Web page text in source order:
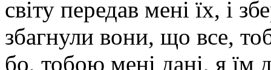
світу передав мені їх, і
збагнули вони, що все,
бо, тобою мені дані, я їм